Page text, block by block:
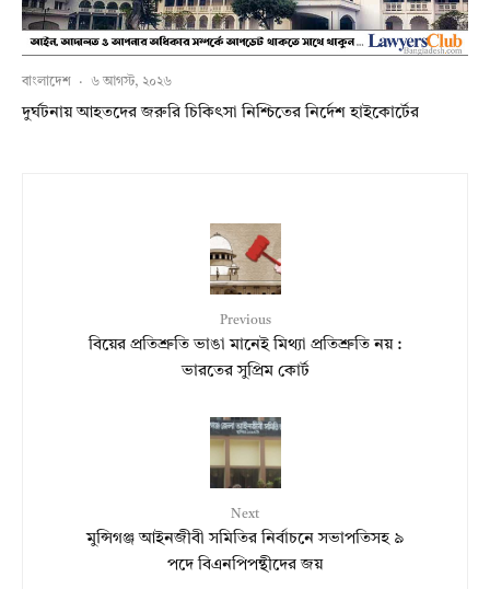
বাংলাদেশ · ৬ আগস্ট, ২০২৬
দুর্ঘটনায় আহতদের জরুরি চিকিৎসা নিশ্চিতের নির্দেশ হাইকোর্টের
Previous
বিয়ের প্রতিশ্রুতি ভাঙা মানেই মিথ্যা প্রতিশ্রুতি নয় :
ভারতের সুপ্রিম কোর্ট
Next
মুন্সিগঞ্জ আইনজীবী সমিতির নির্বাচনে সভাপতিসহ ৯
পদে বিএনপিপন্থীদের জয়